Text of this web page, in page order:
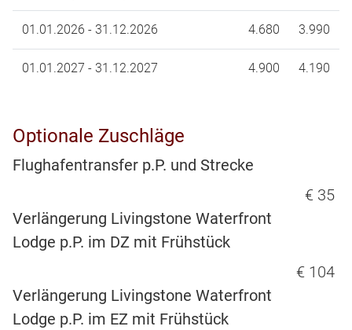
01.01.2026 - 31.12.2026 4.680 3.990
01.01.2027 - 31.12.2027 4.900 4.190
Optionale Zuschläge
Flughafentransfer p.P. und Strecke
€ 35
Verlängerung Livingstone Waterfront
Lodge p.P. im DZ mit Frühstück
€ 104
Verlängerung Livingstone Waterfront
Lodge p.P. im EZ mit Frühstück